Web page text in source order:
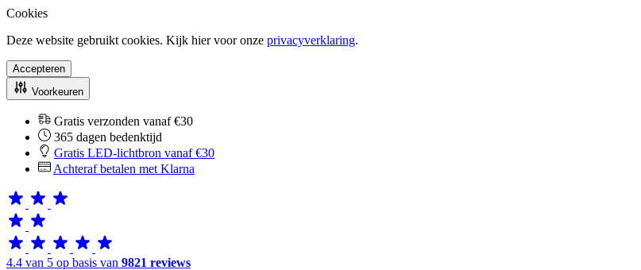
Cookies
Deze website gebruikt cookies. Kijk hier voor onze privacyverklaring.
Accepteren
Voorkeuren
Gratis verzonden vanaf €30
365 dagen bedenktijd
Gratis LED-lichtbron vanaf €30
Achteraf betalen met Klarna
4.4 van 5 op basis van 9821 reviews